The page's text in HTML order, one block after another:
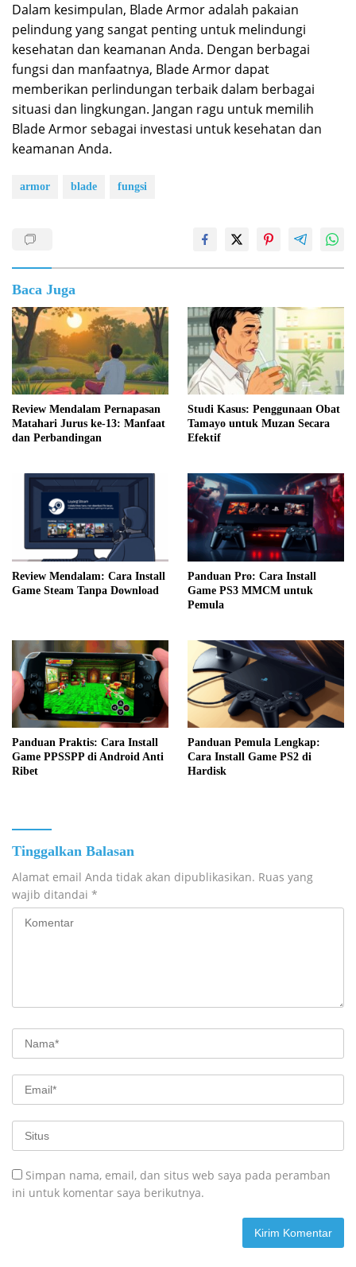
Dalam kesimpulan, Blade Armor adalah pakaian
pelindung yang sangat penting untuk melindungi
kesehatan dan keamanan Anda. Dengan berbagai
fungsi dan manfaatnya, Blade Armor dapat
memberikan perlindungan terbaik dalam berbagai
situasi dan lingkungan. Jangan ragu untuk memilih
Blade Armor sebagai investasi untuk kesehatan dan
keamanan Anda.
armor blade fungsi
Baca Juga
Review Mendalam Pernapasan
Matahari Jurus ke-13: Manfaat
dan Perbandingan
Studi Kasus: Penggunaan Obat
Tamayo untuk Muzan Secara
Efektif
Review Mendalam: Cara Install
Game Steam Tanpa Download
Panduan Pro: Cara Install
Game PS3 MMCM untuk
Pemula
Panduan Praktis: Cara Install
Game PPSSPP di Android Anti
Ribet
Panduan Pemula Lengkap:
Cara Install Game PS2 di
Hardisk
Tinggalkan Balasan
Alamat email Anda tidak akan dipublikasikan. Ruas yang
wajib ditandai *
Simpan nama, email, dan situs web saya pada peramban
ini untuk komentar saya berikutnya.